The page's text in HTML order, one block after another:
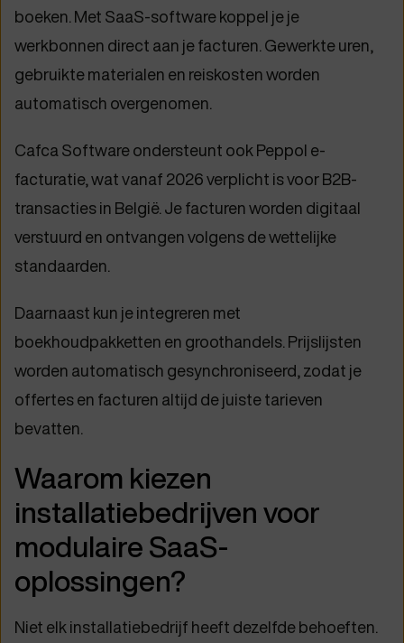
boeken. Met SaaS-software koppel je je
werkbonnen direct aan je facturen. Gewerkte uren,
gebruikte materialen en reiskosten worden
automatisch overgenomen.
Cafca Software ondersteunt ook Peppol e-
facturatie, wat vanaf 2026 verplicht is voor B2B-
transacties in België. Je facturen worden digitaal
verstuurd en ontvangen volgens de wettelijke
standaarden.
Daarnaast kun je integreren met
boekhoudpakketten en groothandels. Prijslijsten
worden automatisch gesynchroniseerd, zodat je
offertes en facturen altijd de juiste tarieven
bevatten.
Waarom kiezen
installatiebedrijven voor
modulaire SaaS-
oplossingen?
Niet elk installatiebedrijf heeft dezelfde behoeften.